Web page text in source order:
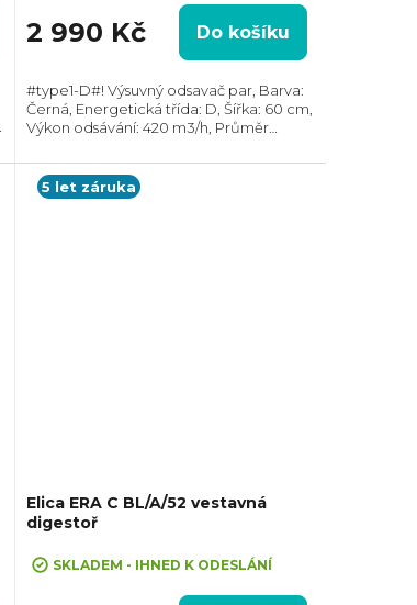
2 990 Kč Do košíku
#type1-D#! Výsuvný odsavač par, Barva:
Černá, Energetická třída: D, Šířka: 60 cm,
Výkon odsávání: 420 m3/h, Průměr
Možnost recirkulace i odtahu ven
5 let záruka
Elica ERA C BL/A/52 vestavná
digestoř
SKLADEM - IHNED K ODESLÁNÍ